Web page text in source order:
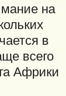
на
в
всего
Африки